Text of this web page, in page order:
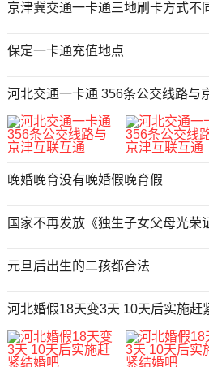
京津冀交通一卡通三地刷卡方式不
保定一卡通充值地点
河北交通一卡通 356条公交线路与
晚婚晚育没有晚婚假晚育假
国家不再发放《独生子女父母光荣
元旦后出生的二孩都合法
河北婚假18天变3天 10天后实施赶